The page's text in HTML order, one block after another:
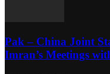
Pak – China Joint
Imran’s Meetings